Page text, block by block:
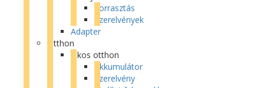
Forrasztás
Szerelvények
Adapter
Otthon
Okos otthon
Akkumulátor
Szerelvény